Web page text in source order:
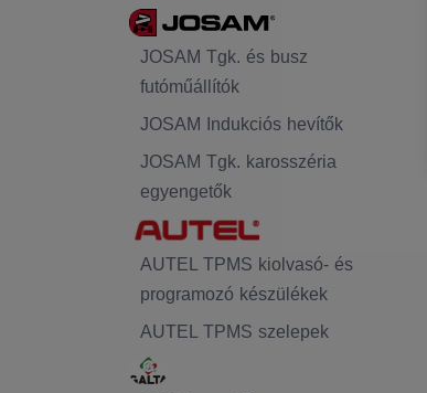
JOSAM Tgk. és busz
futóműállítók
JOSAM Indukciós hevítők
JOSAM Tgk. karosszéria
egyengetők
AUTEL TPMS kiolvasó- és
programozó készülékek
AUTEL TPMS szelepek